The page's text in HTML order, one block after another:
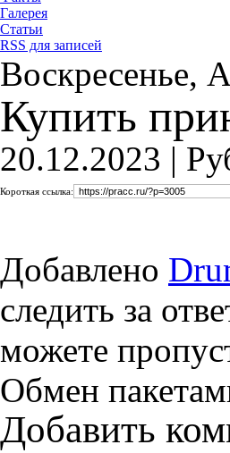
Галерея
Статьи
RSS для записей
Воскресенье,
Купить
20.12.2023 |
Короткая ссылка:
Добавлено
следить за
можете
Обмен
Добавить